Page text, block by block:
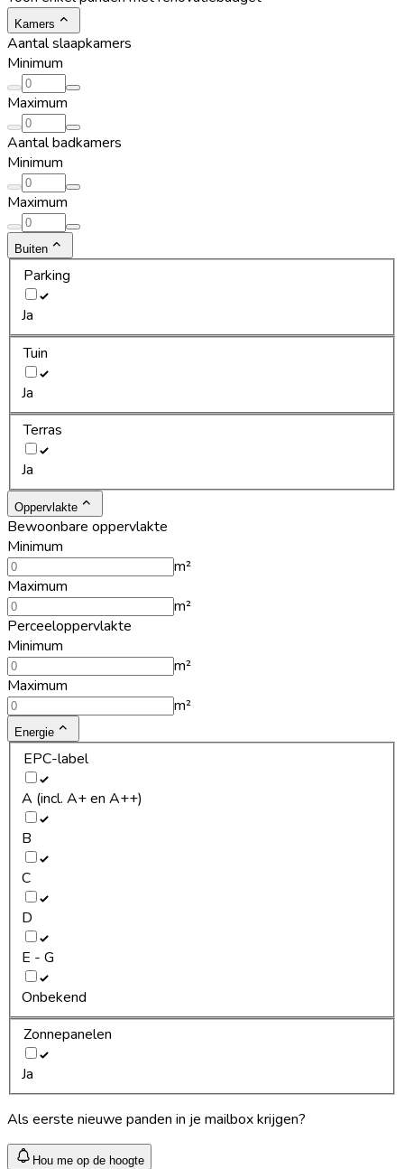
Kamers
Aantal slaapkamers
Minimum
Maximum
Aantal badkamers
Minimum
Maximum
Buiten
Parking
Ja
Tuin
Ja
Terras
Ja
Oppervlakte
Bewoonbare oppervlakte
Minimum
m²
Maximum
m²
Perceeloppervlakte
Minimum
m²
Maximum
m²
Energie
EPC-label
A (incl. A+ en A++)
B
C
D
E - G
Onbekend
Zonnepanelen
Ja
Als eerste nieuwe panden in je mailbox krijgen?
Hou me op de hoogte